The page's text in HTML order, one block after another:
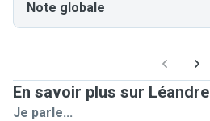
Note globale
En savoir plus sur Léandre
Je parle...